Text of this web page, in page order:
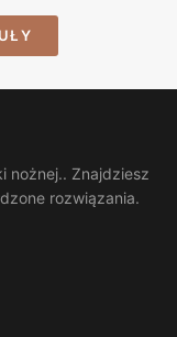
nożnej.. Znajdziesz
rozwiązania.